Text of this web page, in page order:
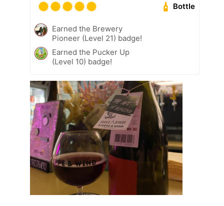
Bottle
Earned the Brewery
Pioneer (Level 21) badge!
Earned the Pucker Up
(Level 10) badge!